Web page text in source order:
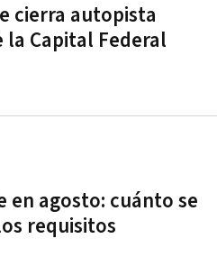
cierra autopista
la Capital Federal
en agosto: cuánto se
requisitos